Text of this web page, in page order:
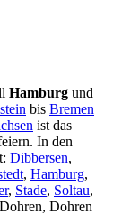
Hamburg und
bis Bremen
ist das
In den
Dibbersen,
, Hamburg,
, Stade, Soltau,
Dohren